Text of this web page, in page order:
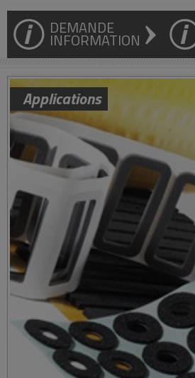
DEMANDE
INFORMATION
Applications